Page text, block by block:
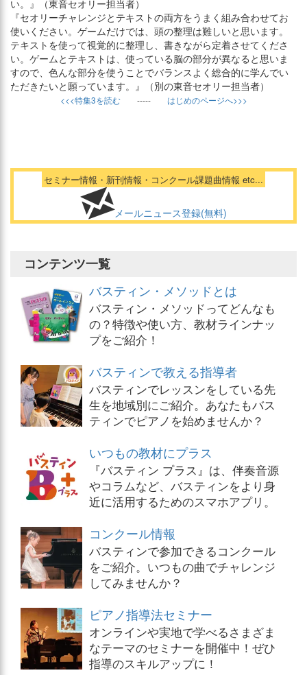
い。』（東音セオリー担当者）
『セオリーチャレンジとテキストの両方をうまく組み合わせてお
使いください。ゲームだけでは、頭の整理は難しいと思います。
テキストを使って視覚的に整理し、書きながら定着させてくださ
い。ゲームとテキストは、使っている脳の部分が異なると思いま
すので、色んな部分を使うことでバランスよく総合的に学んでい
ただきたいと願っています。』（別の東音セオリー担当者）
<<<特集3を読む----- はじめのページへ>>>
セミナー情報・新刊情報・コンクール課題曲情報 etc...
メールニュース登録(無料)
コンテンツ一覧
バスティン・メソッドとは
バスティン・メソッドってどんなも
の？特徴や使い方、教材ラインナッ
プをご紹介！
バスティンで教える指導者
バスティンでレッスンをしている先
生を地域別にご紹介。あなたもバス
ティンでピアノを始めませんか？
いつもの教材にプラス
『バスティン プラス』は、伴奏音源
やコラムなど、バスティンをより身
近に活用するためのスマホアプリ。
コンクール情報
バスティンで参加できるコンクール
をご紹介。いつもの曲でチャレンジ
してみませんか？
ピアノ指導法セミナー
オンラインや実地で学べるさまざま
なテーマのセミナーを開催中！ぜひ
指導のスキルアップに！